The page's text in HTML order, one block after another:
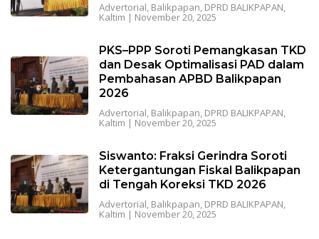
Advertorial, Balikpapan, DPRD BALIKPAPAN,
Kaltim | November 20, 2025
PKS–PPP Soroti Pemangkasan TKD
dan Desak Optimalisasi PAD dalam
Pembahasan APBD Balikpapan
2026
Advertorial, Balikpapan, DPRD BALIKPAPAN,
Kaltim | November 20, 2025
Siswanto: Fraksi Gerindra Soroti
Ketergantungan Fiskal Balikpapan
di Tengah Koreksi TKD 2026
Advertorial, Balikpapan, DPRD BALIKPAPAN,
Kaltim | November 20, 2025